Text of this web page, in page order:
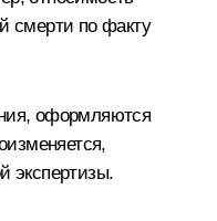
смерти по факту
оформляются
экспертизы.